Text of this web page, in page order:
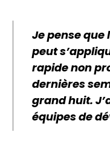
Je pense que
peut
rapide non
dernières
grand huit.
équipes de